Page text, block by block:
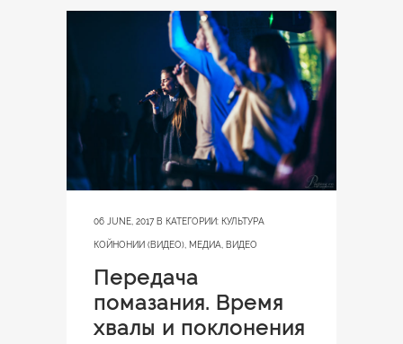
06 JUNE, 2017 В КАТЕГОРИИ: КУЛЬТУРА
КОЙНОНИИ (ВИДЕО) МЕДИА ВИДЕО
Передача
помазания. Время
хвалы и поклонения